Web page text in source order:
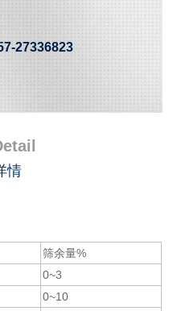
27336823
情
筛余量%
0~3
0~10